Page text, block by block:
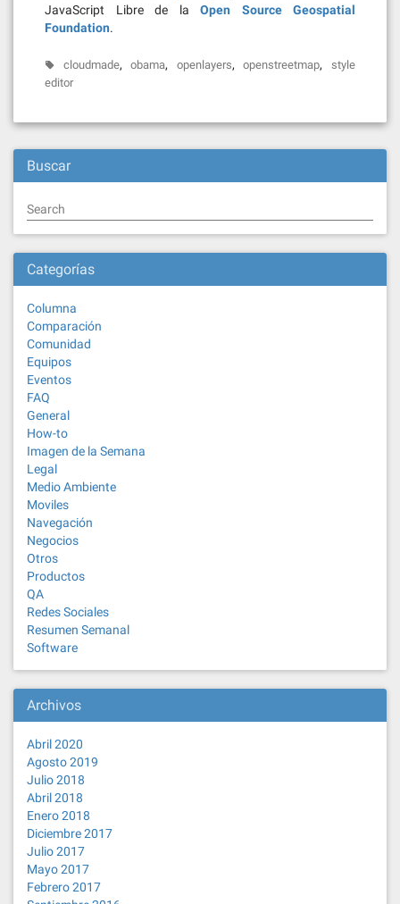
JavaScript Libre de la Open Source Geospatial
Foundation.
cloudmade,obama, openlayers,openstreetmap,style
editor
Buscar
Search
Categorías
Columna
Comparación
Comunidad
Equipos
Eventos
FAQ
General
How-to
Imagen de la Semana
Legal
Medio Ambiente
Moviles
Navegación
Negocios
Otros
Productos
QA
Redes Sociales
Resumen Semanal
Software
Archivos
Abril 2020
Agosto 2019
Julio 2018
Abril 2018
Enero 2018
Diciembre 2017
Julio 2017
Mayo 2017
Febrero 2017